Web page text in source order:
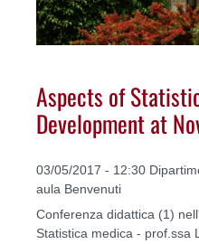
Aspects of
Development at
03/05/2017 - 12:30
aula Benvenuti
Conferenza didattica (1)
Statistica medica - prof.ssa